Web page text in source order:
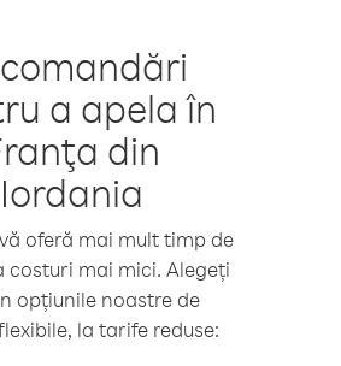
a apela în
din
Iordania
oferă mai mult timp de
costuri mai mici. Alegeți
opțiunile noastre de
la tarife reduse: